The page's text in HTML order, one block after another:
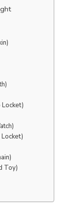
Toy)